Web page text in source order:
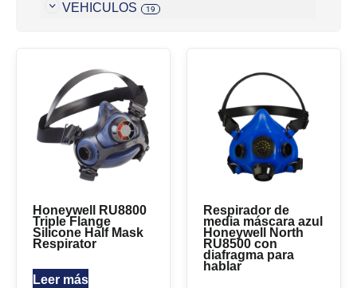
VEHICULOS 19
Honeywell RU8800
Triple Flange
Silicone Half Mask
Respirator
Leer más
Respirador de
media máscara azul
Honeywell North
RU8500 con
diafragma para
hablar